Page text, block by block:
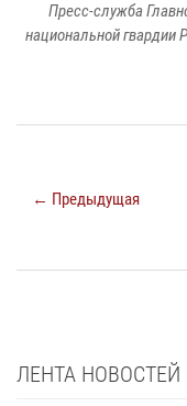
Пресс-служба
национальной гвардии
← Предыдущая
ЛЕНТА НОВОСТЕЙ